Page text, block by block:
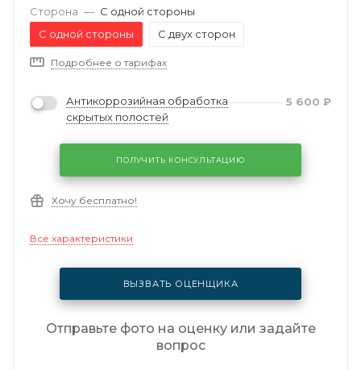
Сторона — С одной стороны
С одной стороны
С двух сторон
Подробнее о тарифах
Антикоррозийная обработка
скрытых полостей
5 600 ₽
ПОЛУЧИТЬ КОНСУЛЬТАЦИЮ
Хочу бесплатно!
Все характеристики
ВЫЗВАТЬ ОЦЕНЩИКА
Отправьте фото на оценку или задайте
вопрос